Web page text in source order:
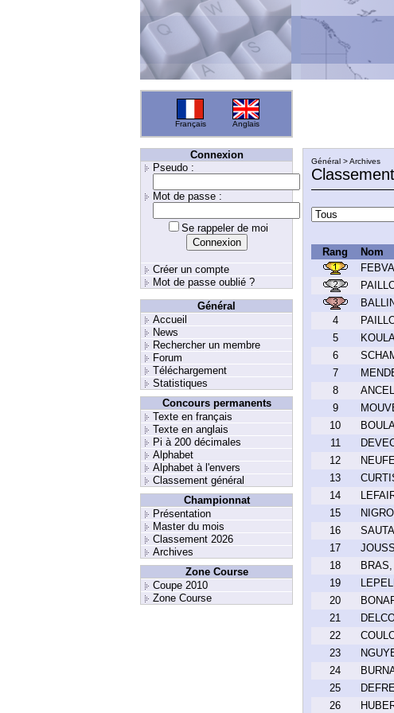
Français Anglais
Connexion
Pseudo :
Mot de passe :
Se rappeler de moi
Créer un compte
Mot de passe oublié ?
Général
Accueil
News
Rechercher un membre
Forum
Téléchargement
Statistiques
Concours permanents
Texte en français
Texte en anglais
Pi à 200 décimales
Alphabet
Alphabet à l'envers
Classement général
Championnat
Présentation
Master du mois
Classement 2026
Archives
Zone Course
Coupe 2010
Zone Course
Général > Archives
Rang Nom
4
5
6
7
8
9
10
11
12
13
14
15
16
17
18
19
20
21
22
23
24
25
26